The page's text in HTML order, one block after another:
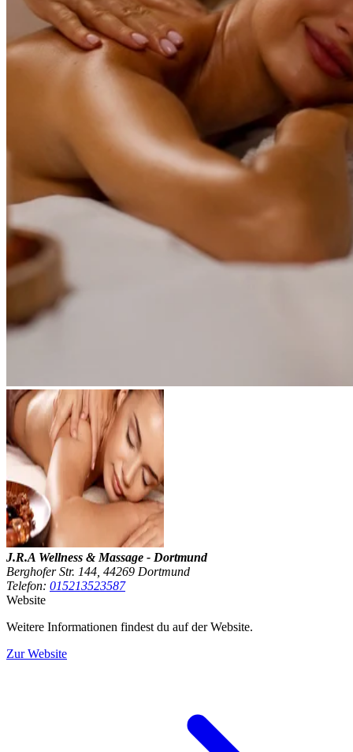
J.R.A Wellness & Massage - Dortmund
Berghofer Str. 144, 44269 Dortmund
Telefon: 015213523587
Website
Weitere Informationen findest du auf der Website.
Zur Website